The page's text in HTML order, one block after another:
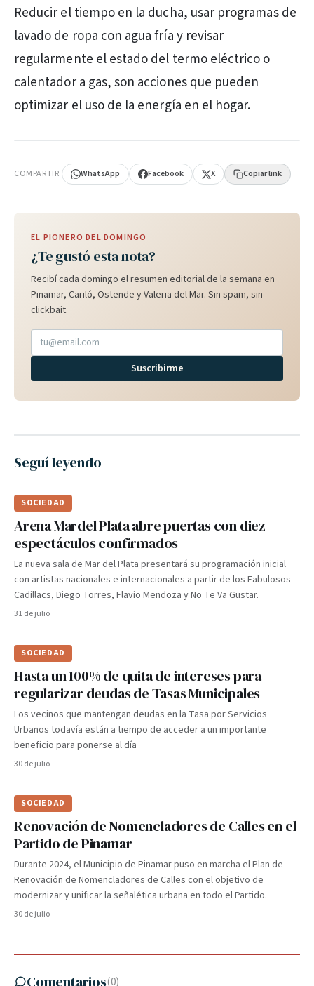
Reducir el tiempo en la ducha, usar programas de
lavado de ropa con agua fría y revisar
regularmente el estado del termo eléctrico o
calentador a gas, son acciones que pueden
optimizar el uso de la energía en el hogar.
COMPARTIR WhatsApp Facebook X Copiar link
EL PIONERO DEL DOMINGO
¿Te gustó esta nota?
Recibí cada domingo el resumen editorial de la semana en
Pinamar, Cariló, Ostende y Valeria del Mar. Sin spam, sin
clickbait.
Suscribirme
Seguí leyendo
SOCIEDAD
Arena Mardel Plata abre puertas con diez
espectáculos confirmados
La nueva sala de Mar del Plata presentará su programación inicial
con artistas nacionales e internacionales a partir de los Fabulosos
Cadillacs, Diego Torres, Flavio Mendoza y No Te Va Gustar.
31 de julio
SOCIEDAD
Hasta un 100% de quita de intereses para
regularizar deudas de Tasas Municipales
Los vecinos que mantengan deudas en la Tasa por Servicios
Urbanos todavía están a tiempo de acceder a un importante
beneficio para ponerse al día
30 de julio
SOCIEDAD
Renovación de Nomencladores de Calles en el
Partido de Pinamar
Durante 2024, el Municipio de Pinamar puso en marcha el Plan de
Renovación de Nomencladores de Calles con el objetivo de
modernizar y unificar la señalética urbana en todo el Partido.
30 de julio
Comentarios(0)